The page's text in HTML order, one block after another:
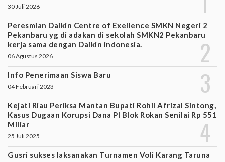
30 Juli 2026
Peresmian Daikin Centre of Exellence SMKN Negeri 2
Pekanbaru yg di adakan di sekolah SMKN2 Pekanbaru
kerja sama dengan Daikin indonesia.
06 Agustus 2026
Info Penerimaan Siswa Baru
04 Februari 2023
Kejati Riau Periksa Mantan Bupati Rohil Afrizal Sintong,
Kasus Dugaan Korupsi Dana PI Blok Rokan Senilai Rp 551
Miliar
25 Juli 2025
Gusri sukses laksanakan Turnamen Voli Karang Taruna